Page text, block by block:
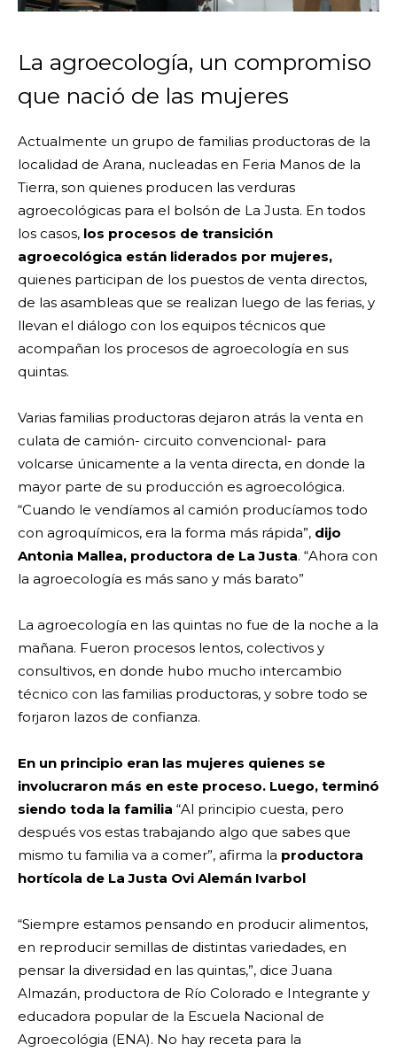
La agroecología, un compromiso
que nació de las mujeres
Actualmente un grupo de familias productoras de la
localidad de Arana, nucleadas en Feria Manos de la
Tierra, son quienes producen las verduras
agroecológicas para el bolsón de La Justa. En todos
los casos, los procesos de transición
agroecológica están liderados por mujeres,
quienes participan de los puestos de venta directos,
de las asambleas que se realizan luego de las ferias, y
llevan el diálogo con los equipos técnicos que
acompañan los procesos de agroecología en sus
quintas.
Varias familias productoras dejaron atrás la venta en
culata de camión- circuito convencional- para
volcarse únicamente a la venta directa, en donde la
mayor parte de su producción es agroecológica.
“Cuando le vendíamos al camión producíamos todo
con agroquímicos, era la forma más rápida”, dijo
Antonia Mallea, productora de La Justa. “Ahora con
la agroecología es más sano y más barato”
La agroecología en las quintas no fue de la noche a la
mañana. Fueron procesos lentos, colectivos y
consultivos, en donde hubo mucho intercambio
técnico con las familias productoras, y sobre todo se
forjaron lazos de confianza.
En un principio eran las mujeres quienes se
involucraron más en este proceso. Luego, terminó
siendo toda la familia “Al principio cuesta, pero
después vos estas trabajando algo que sabes que
mismo tu familia va a comer”, afirma la productora
hortícola de La Justa Ovi Alemán Ivarbol
“Siempre estamos pensando en producir alimentos,
en reproducir semillas de distintas variedades, en
pensar la diversidad en las quintas,”, dice Juana
Almazán, productora de Río Colorado e Integrante y
educadora popular de la Escuela Nacional de
Agroecológia (ENA). No hay receta para la